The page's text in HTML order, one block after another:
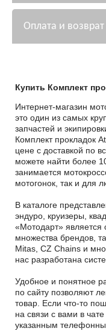
Оплата и возврат
Купить Комплект
Интернет-магазин
это один из самых
запчастей и
Комплект прокладок
цене с доставкой по
можете найти более
занимается
мотогонок, так и для
В каталоге
эндуро, круизеры,
«Мотодарт»
множества брендов,
Mitas, CZ Chains и
нас разработана
Удобное и понятное
по сайту позволяют
товар. Если что-то
на связи с вами в
указанным